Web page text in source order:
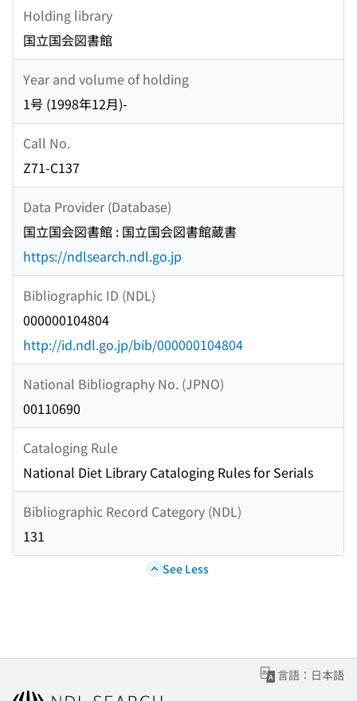
Holding library
国立国会図書館
Year and volume of holding
1号 (1998年12月)-
Call No.
Z71-C137
Data Provider (Database)
国立国会図書館 : 国立国会図書館蔵書
https://ndlsearch.ndl.go.jp
Bibliographic ID (NDL)
000000104804
http://id.ndl.go.jp/bib/000000104804
National Bibliography No. (JPNO)
00110690
Cataloging Rule
National Diet Library Cataloging Rules for Serials
Bibliographic Record Category (NDL)
131
See Less
言語：日本語